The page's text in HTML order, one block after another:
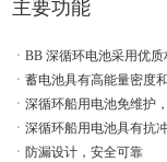
主要功能
ㆍBB 深循环电池采用优
ㆍ蓄电池具有高能量密度
ㆍ深循环船用电池免维护
ㆍ深循环船用电池具有抗
ㆍ防漏设计，安全可靠